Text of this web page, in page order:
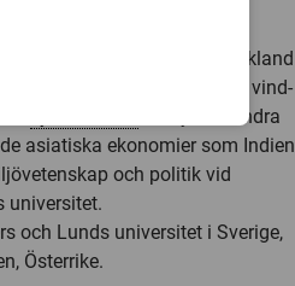
lika snabbt som Tyskland
gränser för hur snabbt vind-
analysera andra
asiatiska ekonomier som Indien
och politik vid
universitet.
och Lunds universitet i Sverige,
Österrike.